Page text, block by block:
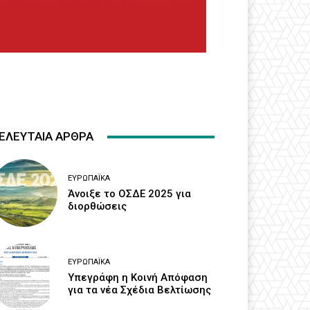
ΑΡΘΡΑ
ΕΥΡΩΠΑΪΚΆ
Άνοιξε το ΟΣΔΕ 2025 για
διορθώσεις
ΕΥΡΩΠΑΪΚΆ
Υπεγράφη η Κοινή Απόφαση
για τα νέα Σχέδια Βελτίωσης